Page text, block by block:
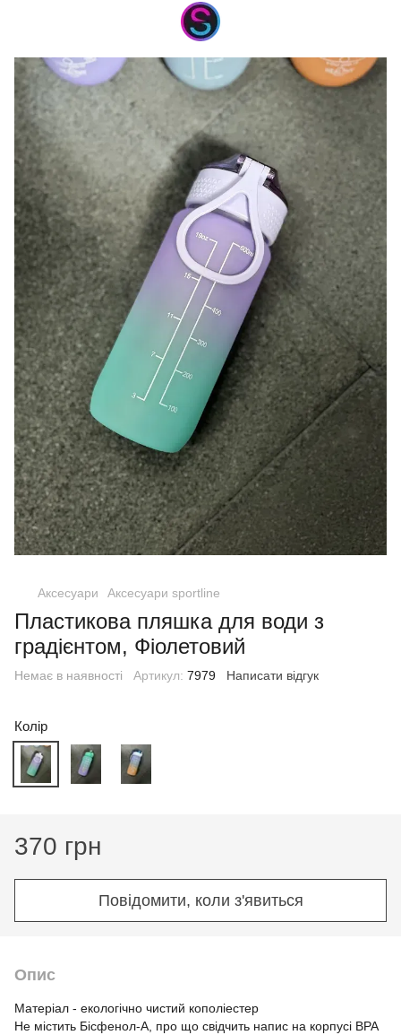
Аксесуари Аксесуари sportline
Пластикова пляшка для води з
градієнтом, Фіолетовий
Немає в наявності Артикул: 7979 Написати відгук
Колір
370 грн
Повідомити, коли з'явиться
Опис
Матеріал - екологічно чистий кополіестер
Не містить Бісфенол-А, про що свідчить напис на корпусі BPA